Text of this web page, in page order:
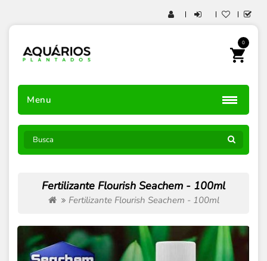
0
Menu
Fertilizante Flourish Seachem - 100ml
Fertilizante Flourish Seachem - 100ml